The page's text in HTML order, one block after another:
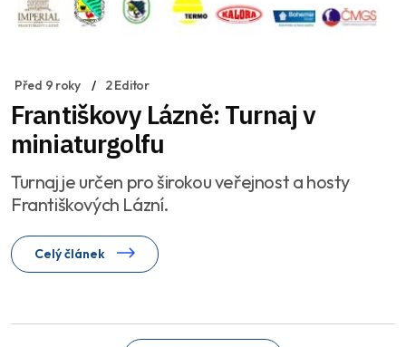
Před 9 roky 2 Editor
Františkovy Lázně: Turnaj v
miniaturgolfu
Turnaj je určen pro širokou veřejnost a hosty
Františkových Lázní.
Celý článek